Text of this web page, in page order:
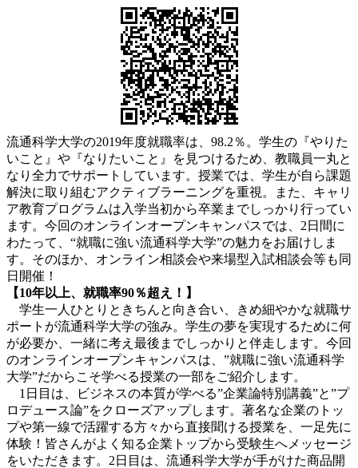
流通科学大学の2019年度就職率は、98.2％。学生の『やりた
いこと』や『なりたいこと』を見つけるため、教職員一丸と
なり全力でサポートしています。授業では、学生が自ら課題
解決に取り組むアクティブラーニングを重視。また、キャリ
ア教育プログラムは入学当初から卒業までしっかり行ってい
ます。今回のオンラインオープンキャンパスでは、2日間に
わたって、“就職に強い流通科学大学”の魅力をお届けしま
す。そのほか、オンライン相談会や来場型入試相談会等も同
日開催！
【10年以上、就職率90％超え！】
学生一人ひとりときちんと向き合い、きめ細やかな就職サ
ポートが流通科学大学の強み。学生の夢を実現するために何
が必要か、一緒に考え最後までしっかりと伴走します。今回
のオンラインオープンキャンパスは、”就職に強い流通科学
大学”だからこそ学べる授業の一部をご紹介します。
1日目は、ビジネスの本質が学べる”企業論特別講義”と”プ
ロデュース論”をクローズアップします。著名な企業のトッ
プや第一線で活躍する方々から直接聞ける授業を、一足先に
体験！皆さんがよく知る企業トップから受験生へメッセージ
をいただきます。2日目は、流通科学大学が手がけた商品開